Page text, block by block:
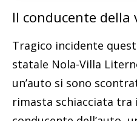
Il conducente
Tragico incidente
statale Nola-Villa
un’auto si sono
rimasta schiacciata tra